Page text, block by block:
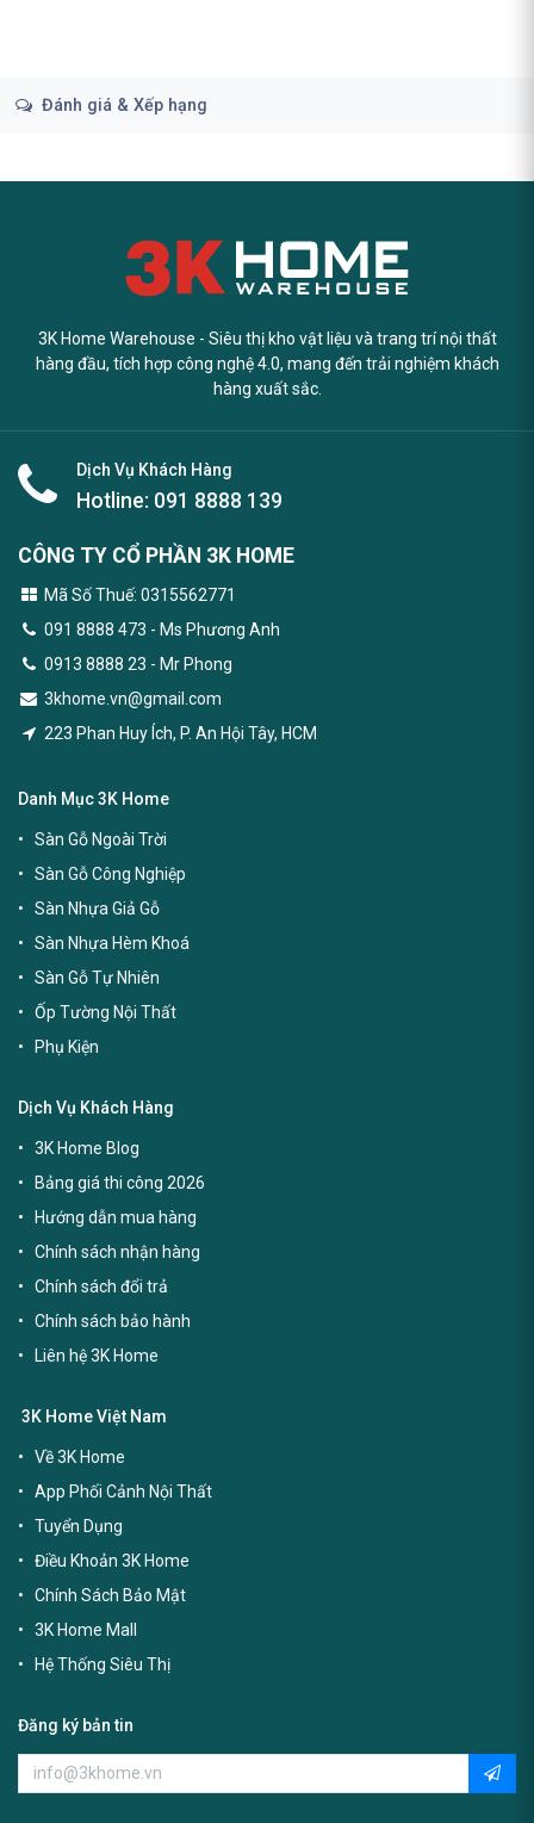
Đánh giá & Xếp hạng
3K Home Warehouse - Siêu thị kho vật liệu và trang trí nội thất
hàng đầu, tích hợp công nghệ 4.0, mang đến trải nghiệm khách
hàng xuất sắc.
Dịch Vụ Khách Hàng
Hotline: 091 8888 139
CÔNG TY CỔ PHẦN 3K HOME
Mã Số Thuế: 0315562771
091 8888 473 - Ms Phương Anh
0913 8888 23 - Mr Phong
3khome.vn@gmail.com
223 Phan Huy Ích, P. An Hội Tây, HCM
Danh Mục 3K Home
Sàn Gỗ Ngoài Trời
Sàn Gỗ Công Nghiệp
Sàn Nhựa Giả Gỗ
Sàn Nhựa Hèm Khoá
Sàn Gỗ Tự Nhiên
Ốp Tường Nội Thất
Phụ Kiện
Dịch Vụ Khách Hàng
3K Home Blog
Bảng giá thi công 2026
Hướng dẫn mua hàng
Chính sách nhận hàng
Chính sách đổi trả
Chính sách bảo hành
Liên hệ 3K Home
3K Home Việt Nam
Về 3K Home
App Phối Cảnh Nội Thất
Tuyển Dụng
Điều Khoản 3K Home
Chính Sách Bảo Mật
3K Home Mall
Hệ Thống Siêu Thị
Đăng ký bản tin